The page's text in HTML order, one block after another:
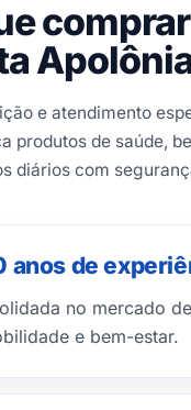
e atendimento
produtos de saúde,
diários com
anos de
no mercado
e bem-estar.